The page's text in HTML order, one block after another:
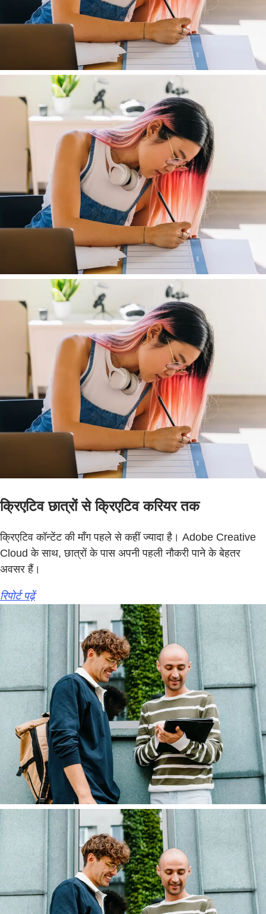
क्रिएटिव छात्रों से क्रिएटिव करियर तक
क्रिएटिव कॉन्टेंट की माँग पहले से कहीं ज्यादा है। Adobe Creative
Cloud के साथ, छात्रों के पास अपनी पहली नौकरी पाने के बेहतर
अवसर हैं।
रिपोर्ट पढ़ें